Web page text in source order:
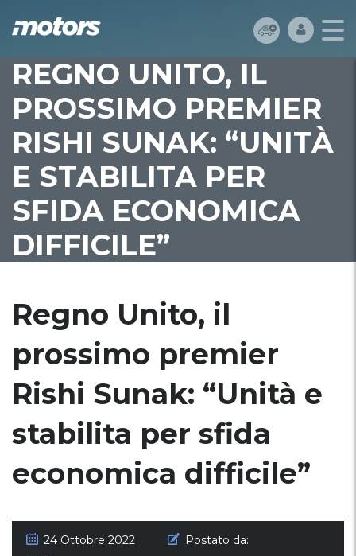
REGNO UNITO, IL
PROSSIMO PREMIER
RISHI SUNAK: “UNITÀ
E STABILITA PER
SFIDA ECONOMICA
DIFFICILE”
Regno Unito, il
prossimo premier
Rishi Sunak: “Unità e
stabilita per sfida
economica difficile”
24 Ottobre 2022
Postato da: